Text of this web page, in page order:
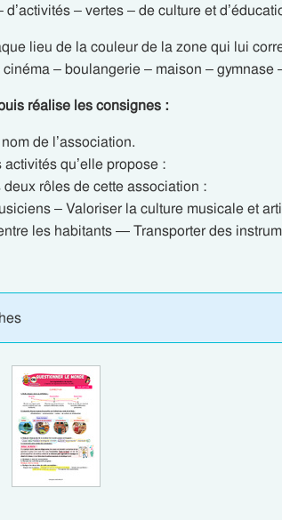
d’activités – vertes – de culture et
lieu de la couleur de la zone qui lui
– boulangerie – maison – gymnase
réalise les consignes :
de l’association.
qu’elle propose :
rôles de cette association :
– Valoriser la culture musicale et
les habitants — Transporter des